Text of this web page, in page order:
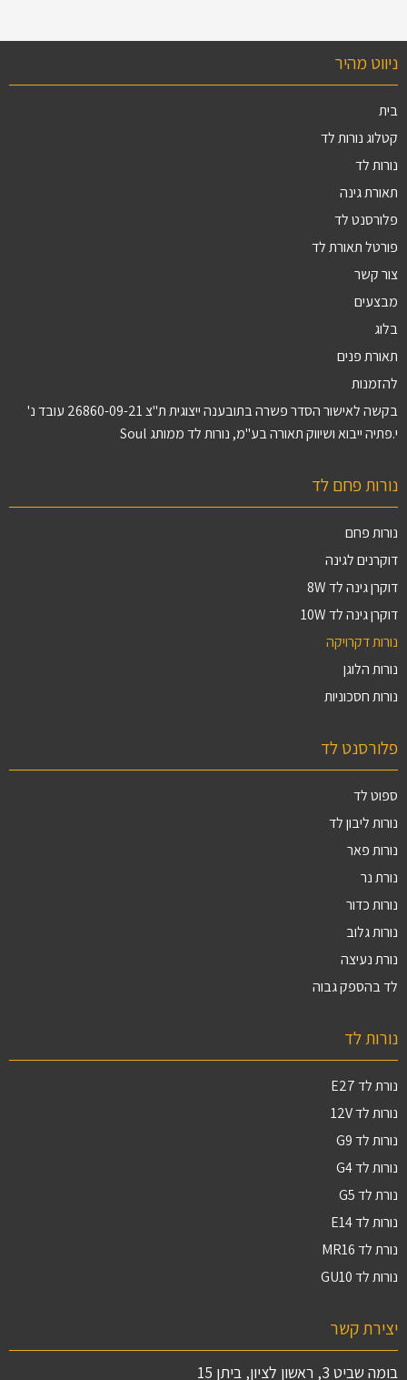
ניווט מהיר
בית
קטלוג נורות לד
נורות לד
תאורת גינה
פלורסנט לד
פורטל תאורת לד
צור קשר
מבצעים
בלוג
תאורת פנים
להזמנות
בקשה לאישור הסדר פשרה בתובענה ייצוגית ת"צ 26860-09-21 עובד נ'
י.פתיה ייבוא ושיווק תאורה בע"מ, נורות לד ממותג Soul
נורות פחם לד
נורות פחם
דוקרנים לגינה
דוקרן גינה לד 8W
דוקרן גינה לד 10W
נורות דקרויקה
נורות הלוגן
נורות חסכוניות
פלורסנט לד
ספוט לד
נורות ליבון לד
נורות פאר
נורת נר
נורות כדור
נורות גלוב
נורת נעיצה
לד בהספק גבוה
נורות לד
נורת לד E27
נורות לד 12V
נורות לד G9
נורות לד G4
נורת לד G5
נורות לד E14
נורת לד MR16
נורות לד GU10
יצירת קשר
בומה שביט 3, ראשון לציון, ביתן 15